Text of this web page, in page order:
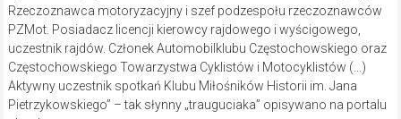
Rzeczoznawca motoryzacyjny i szef podzespołu rzeczoznawców
PZMot. Posiadacz licencji kierowcy rajdowego i wyścigowego,
uczestnik rajdów. Członek Automobilklubu Częstochowskiego oraz
Częstochowskiego Towarzystwa Cyklistów i Motocyklistów (…)
Aktywny uczestnik spotkań Klubu Miłośników Historii im. Jana
Pietrzykowskiego” – tak słynny „trauguciaka” opisywano na portalu